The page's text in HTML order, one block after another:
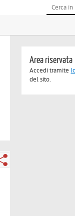
Area riservata
Accedi tramite
del sito.